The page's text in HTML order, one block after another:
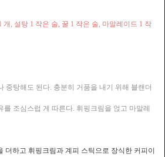
, 설탕 1 작은 술, 꿀 1 작은 술, 마말레이드 1 작
중탕해도 된다. 충분히 거품을 내기 위해 블랜더
조심스럽 게 따른다. 휘핑크림을 얹고 마말레
하고 휘핑크림과 계피 스틱으로 장식한 커피이